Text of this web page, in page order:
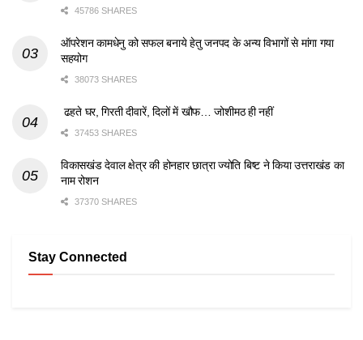
45786 SHARES
ऑपरेशन कामधेनु को सफल बनाये हेतु जनपद के अन्य विभागों से मांगा गया
सहयोग
38073 SHARES
ढहते घर, गिरती दीवारें, दिलों में खौफ… जोशीमठ ही नहीं
37453 SHARES
विकासखंड देवाल क्षेत्र की होनहार छात्रा ज्योति बिष्ट ने किया उत्तराखंड का
नाम रोशन
37370 SHARES
Stay Connected